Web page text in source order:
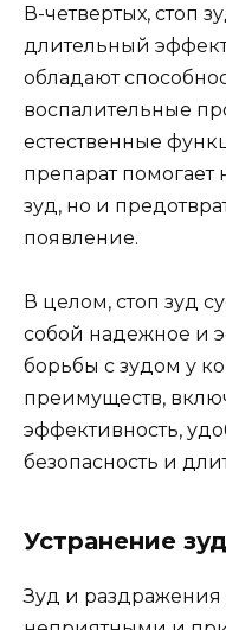
В-четвертых, стоп
длительный
обладают
воспалительные
естественные
препарат помогает
зуд, но и
появление.
В целом, стоп зуд
собой надежное и
борьбы с зудом у
преимуществ,
эффективность,
безопасность и
Устранение
Зуд и раздражения